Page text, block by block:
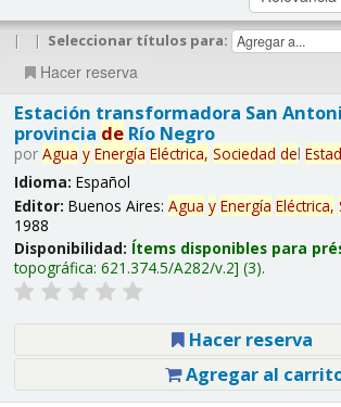
| | Seleccionar títulos para:
Hacer reserva
Estación transformadora San
provincia deRío Negro
por Agua y Energía Eléctrica, Sociedad del
Idioma: Español
Editor: Buenos Aires: Agua y Energía Eléctrica,
1988
Disponibilidad: Ítems disponibles para
topográfica: 621.374.5/A282/v.2 (3).
Hacer reserva
Agregar al